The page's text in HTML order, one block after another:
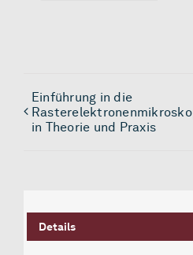
Einführung in die
in Theorie und Praxis
Details